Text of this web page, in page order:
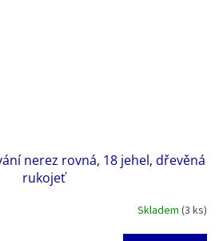
nerez rovná, 18 jehel, dřevěná
rukojeť
Skladem (3 ks)